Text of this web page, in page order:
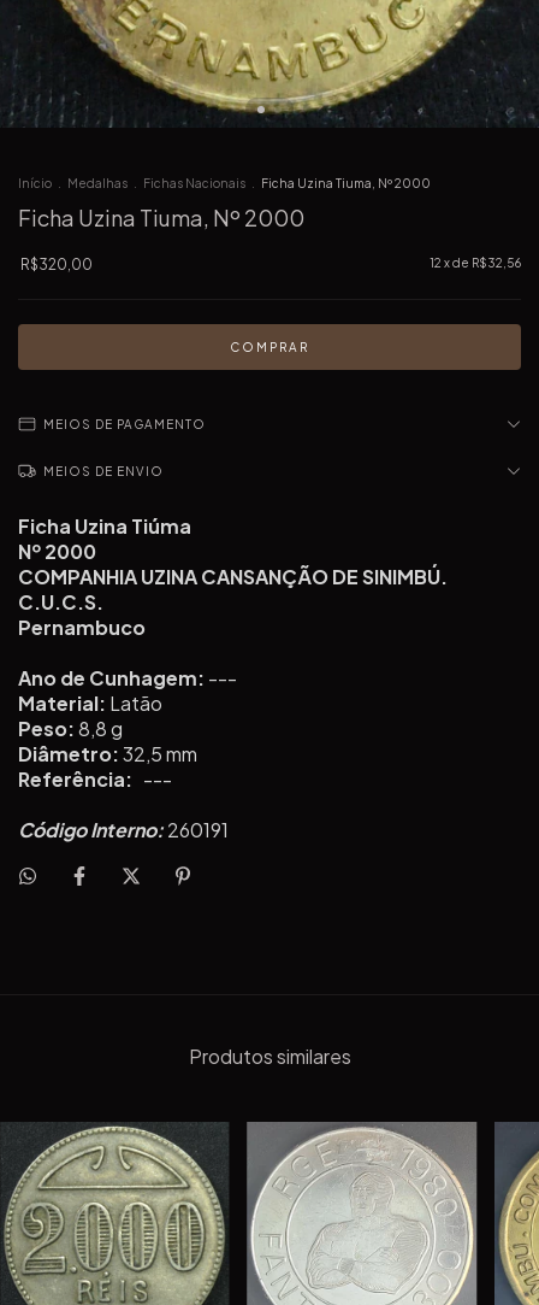
Início Medalhas Fichas Nacionais Ficha Uzina Tiuma, Nº 2000
Ficha Uzina Tiuma, Nº 2000
R$320,00 12 x de R$32,56
MEIOS DE PAGAMENTO
MEIOS DE ENVIO
Ficha Uzina Tiúma
Nº 2000
COMPANHIA UZINA CANSANÇÃO DE SINIMBÚ.
C.U.C.S.
Pernambuco
Ano de Cunhagem: ---
Material: Latão
Peso:8,8 g
Diâmetro:32,5 mm
Referência: ---
Código Interno:260191
Produtos similares